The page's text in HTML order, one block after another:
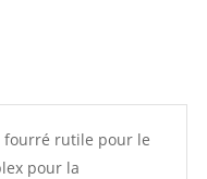
fourré rutile pour le
pour la